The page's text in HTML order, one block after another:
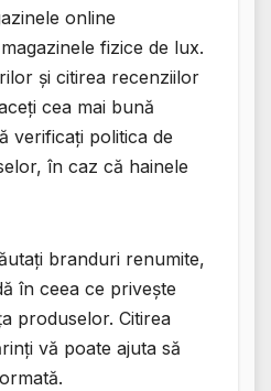
online
fizice de lux.
și citirea recenziilor
cea mai bună
verificați politica de
în caz că hainele
branduri renumite,
în ceea ce privește
produselor. Citirea
vă poate ajuta să